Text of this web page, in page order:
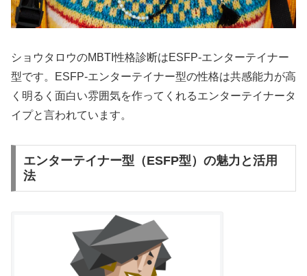
ショウタロウのMBTI性格診断はESFP-エンターテイナー
型です。ESFP-エンターテイナー型の性格は共感能力が高
く明るく面白い雰囲気を作ってくれるエンターテイナータ
イプと言われています。
エンターテイナー型（ESFP型）の魅力と活用
法